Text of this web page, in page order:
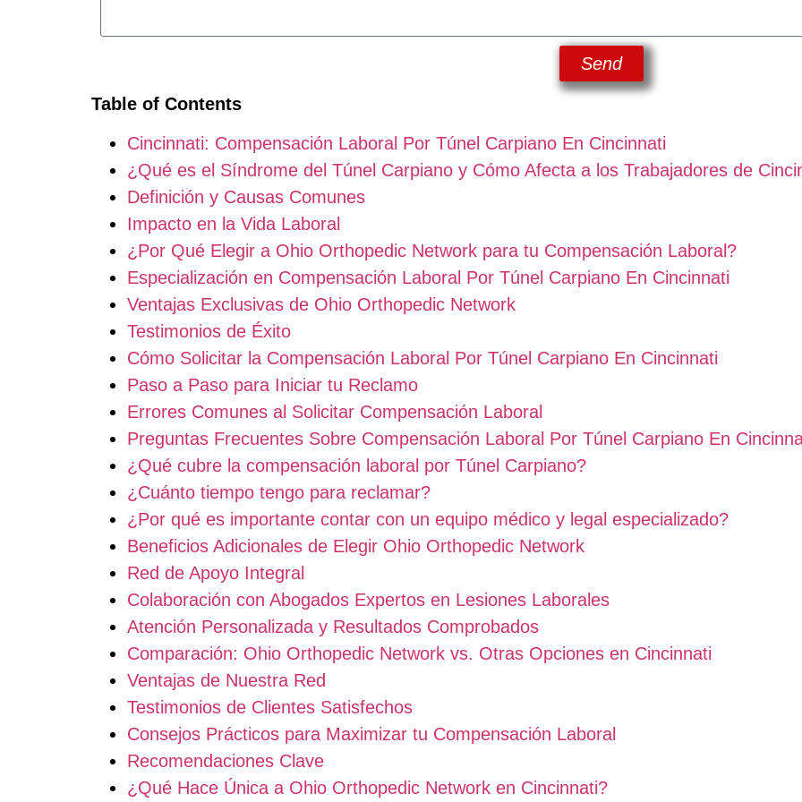
Send
Table of Contents
Cincinnati: Compensación Laboral Por Túnel Carpiano En Cincinnati
¿Qué es el Síndrome del Túnel Carpiano y Cómo Afecta a los Trabajadores de
Definición y Causas Comunes
Impacto en la Vida Laboral
¿Por Qué Elegir a Ohio Orthopedic Network para tu Compensación Laboral?
Especialización en Compensación Laboral Por Túnel Carpiano En Cincinnati
Ventajas Exclusivas de Ohio Orthopedic Network
Testimonios de Éxito
Cómo Solicitar la Compensación Laboral Por Túnel Carpiano En Cincinnati
Paso a Paso para Iniciar tu Reclamo
Errores Comunes al Solicitar Compensación Laboral
Preguntas Frecuentes Sobre Compensación Laboral Por Túnel Carpiano En
¿Qué cubre la compensación laboral por Túnel Carpiano?
¿Cuánto tiempo tengo para reclamar?
¿Por qué es importante contar con un equipo médico y legal especializado?
Beneficios Adicionales de Elegir Ohio Orthopedic Network
Red de Apoyo Integral
Colaboración con Abogados Expertos en Lesiones Laborales
Atención Personalizada y Resultados Comprobados
Comparación: Ohio Orthopedic Network vs. Otras Opciones en Cincinnati
Ventajas de Nuestra Red
Testimonios de Clientes Satisfechos
Consejos Prácticos para Maximizar tu Compensación Laboral
Recomendaciones Clave
¿Qué Hace Única a Ohio Orthopedic Network en Cincinnati?